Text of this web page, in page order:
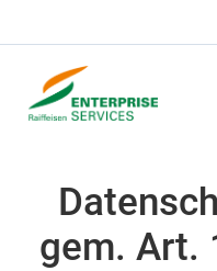
RWZ
gem. Art.